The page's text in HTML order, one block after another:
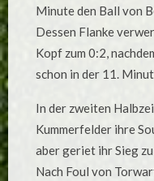
Minute den Ball von
Dessen Flanke
Kopf zum 0:2,
schon in der 11.
In der zweiten
Kummerfelder ihre
aber geriet ihr Sieg
Nach Foul von